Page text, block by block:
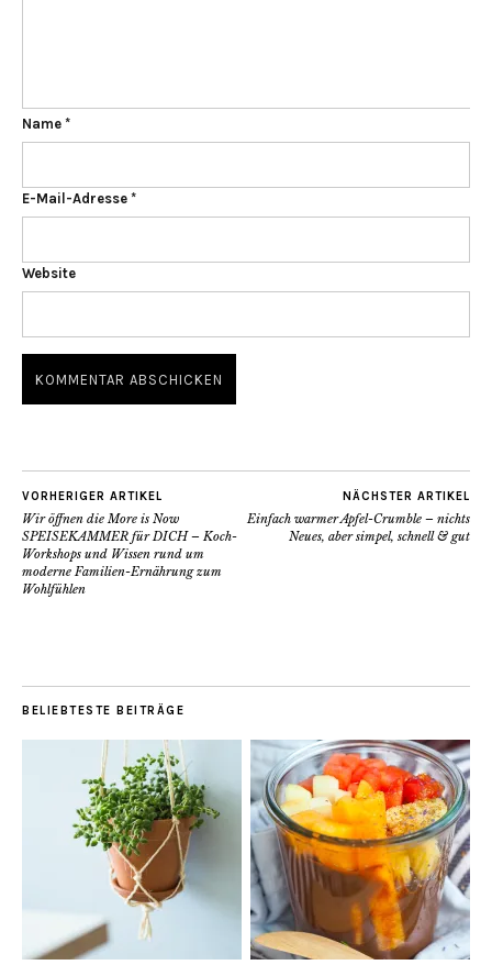
Name *
E-Mail-Adresse *
Website
VORHERIGER ARTIKEL
Wir öffnen die More is Now
SPEISEKAMMER für DICH – Koch-
Workshops und Wissen rund um
moderne Familien-Ernährung zum
Wohlfühlen
NÄCHSTER ARTIKEL
Einfach warmer Apfel-Crumble – nichts
Neues, aber simpel, schnell & gut
BELIEBTESTE BEITRÄGE